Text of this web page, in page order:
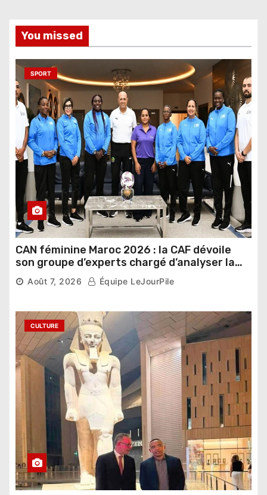
You missed
SPORT
CAN féminine Maroc 2026 : la CAF dévoile
son groupe d’experts chargé d’analyser la
compétition
Août 7, 2026 Équipe LeJourPile
CULTURE